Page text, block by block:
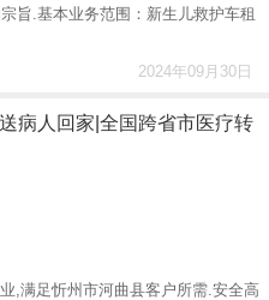
旨.基本业务范围：新生儿救护车租
2024年09月30日
病人回家|全国跨省市医疗转
,满足忻州市河曲县客户所需.安全高